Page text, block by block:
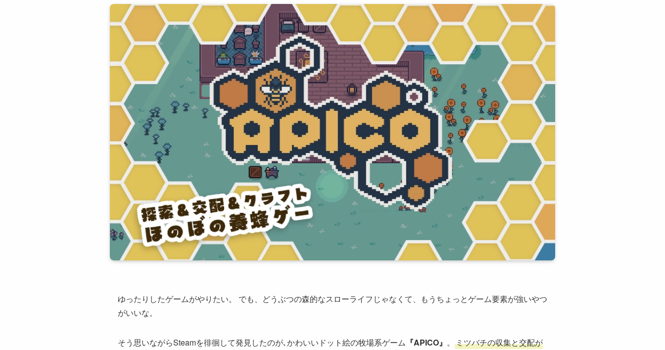
ゆったりしたゲームがやりたい。 でも、どうぶつの森的なスローライフじゃなくて、もうちょっとゲーム要素が強いやつ
がいいな。
そう思いながらSteamを徘徊して発見したのが､かわいいドット絵の牧場系ゲーム 『APICO』 。 ミツバチの収集と交配が